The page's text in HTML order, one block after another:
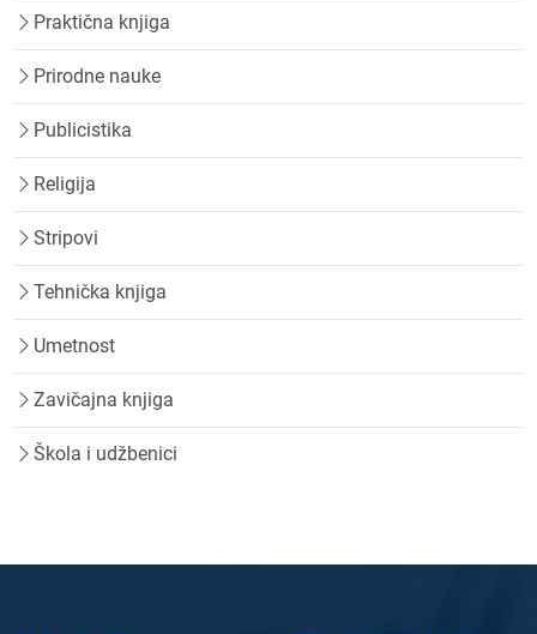
Praktična knjiga
Prirodne nauke
Publicistika
Religija
Stripovi
Tehnička knjiga
Umetnost
Zavičajna knjiga
Škola i udžbenici